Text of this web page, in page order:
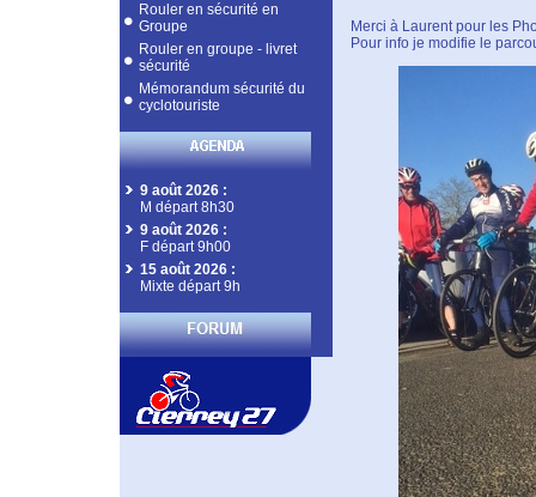
Rouler en sécurité en
Groupe
Rouler en groupe - livret
sécurité
Mémorandum sécurité du
cyclotouriste
9 août 2026 :
M départ 8h30
9 août 2026 :
F départ 9h00
15 août 2026 :
Mixte départ 9h
Merci à Laurent pour les
Pour info je modifie le